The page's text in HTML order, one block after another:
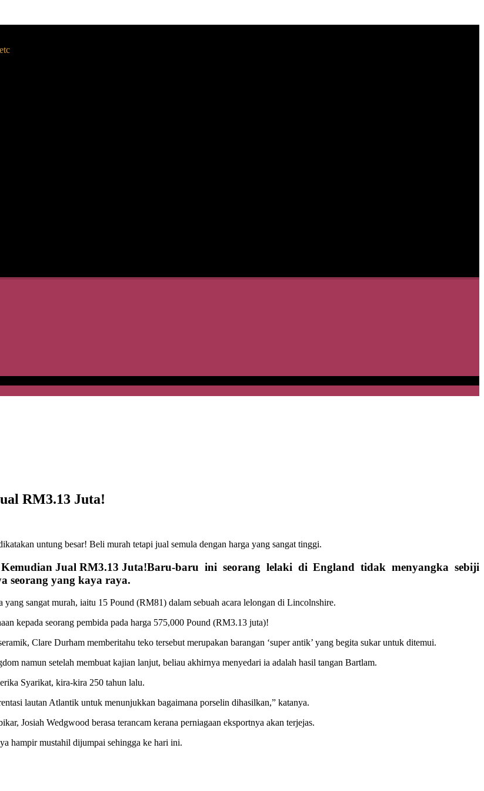
RM3.13 Juta!
untung besar! Beli murah tetapi jual semula dengan harga yang sangat tinggi.
Baru-baru ini seorang lelaki di England tidak menyangka sebiji
seorang yang kaya raya.
sangat murah, iaitu 15 Pound (RM81) dalam sebuah acara lelongan di Lincolnshire.
kepada seorang pembida pada harga 575,000 Pound (RM3.13 juta)!
Clare Durham memberitahu teko tersebut merupakan barangan ‘super antik’ yang begita sukar untuk ditemui.
namun setelah membuat kajian lanjut, beliau akhirnya menyedari ia adalah hasil tangan Bartlam.
Syarikat, kira-kira 250 tahun lalu.
lautan Atlantik untuk menunjukkan bagaimana porselin dihasilkan,” katanya.
Josiah Wedgwood berasa terancam kerana perniagaan eksportnya akan terjejas.
hampir mustahil dijumpai sehingga ke hari ini.